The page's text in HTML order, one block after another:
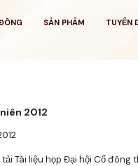
SẢN PHẨM TUYỂN
2012
Tài liệu họp Đại hội Cổ đông